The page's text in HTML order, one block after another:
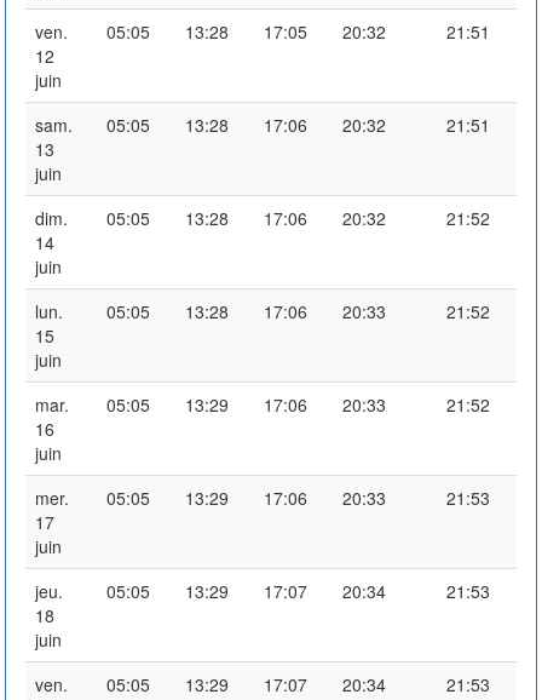
ven.
12
juin
05:05 13:28 17:05 20:32 21:51
sam.
13
juin
05:05 13:28 17:06 20:32 21:51
dim.
14
juin
05:05 13:28 17:06 20:32 21:52
lun.
15
juin
05:05 13:28 17:06 20:33 21:52
mar.
16
juin
05:05 13:29 17:06 20:33 21:52
mer.
17
juin
05:05 13:29 17:06 20:33 21:53
jeu.
18
juin
05:05 13:29 17:07 20:34 21:53
ven.
05:05 13:29 17:07 20:34 21:53